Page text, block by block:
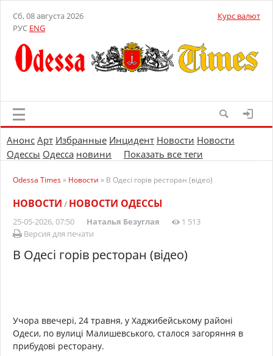
Сб, 08 августа 2026
РУС ENG
Курс валют
Анонс Арт Избранные Инцидент Новости Новости
Одессы Одесса новини Показать все теги
Odessa Times» Новости » В Одесі горів ресторан (відео)
НОВОСТИ / НОВОСТИ ОДЕССЫ
25-05-2026, 07:50 Наталья Безуглая
1 513
Версия для печати
В Одесі горів ресторан (відео)
Учора ввечері, 24 травня, у Хаджибейському районі
Одеси, по вулиці Малишевського, сталося загоряння в
прибудові ресторану.